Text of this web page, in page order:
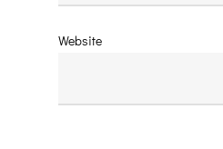
Website